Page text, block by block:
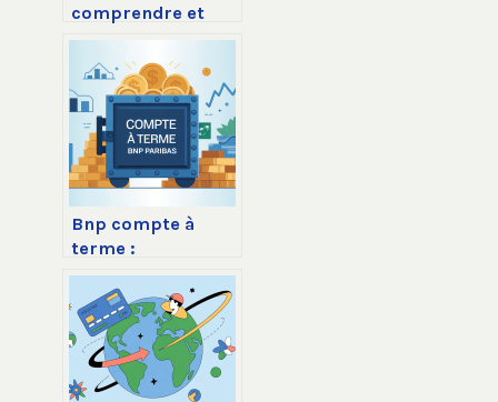
comprendre et
optimiser votre
espace client
caisse d’épargne
Bnp compte à
terme :
fonctionnement,
taux et avis en
2026